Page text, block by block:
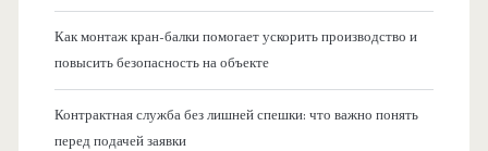
Как монтаж кран-балки помогает ускорить производство и
повысить безопасность на объекте
Контрактная служба без лишней спешки: что важно понять
перед подачей заявки